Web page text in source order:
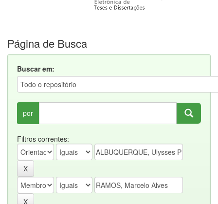
Página de Busca
Buscar em:
por
Filtros correntes: